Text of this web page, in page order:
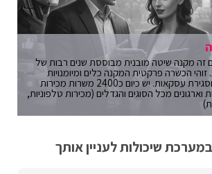
זה מקנה שיטה מובנית מבוססת שנים רבות של
זוהי הכשרה פרקטית המקנה כלים ומיומנויות
לטיפול בהתנגדויות וסגירת עסקאות. יש כיום כ2400 משרות מכירות
מכל הסוגים והגדלים (מכירות טלפוניות,
שיכולות לעניין אותך